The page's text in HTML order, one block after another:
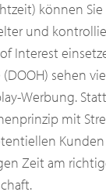
können
und
Interest
sehen
Werbung.
mit
Zeit am